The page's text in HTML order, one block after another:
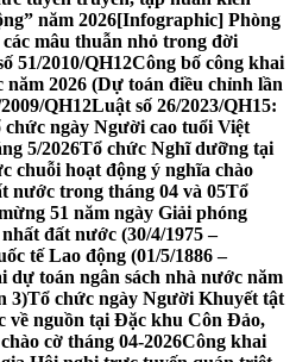
năm 2026[Infographic] Phòng
mâu thuẫn nhỏ trong đời
51/2010/QH12Công bố công khai
2026 (Dự toán điều chỉnh lần
QH12Luật số 26/2023/QH15:
chức ngày Người cao tuổi Việt
5/2026Tổ chức Nghĩ dưỡng tại
chuỗi hoạt động ý nghĩa chào
nước trong tháng 04 và 05Tổ
51 năm ngày Giải phóng
đất nước (30/4/1975 –
tế Lao động (01/5/1886 –
dự toán ngân sách nhà nước năm
3)Tổ chức ngày Người Khuyết tật
về nguồn tại Đặc khu Côn Đảo,
cờ tháng 04-2026Công khai